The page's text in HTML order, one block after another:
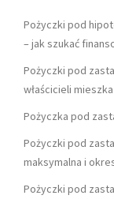
Pożyczki pod
– jak szukać
Pożyczki pod
właścicieli
Pożyczka pod
Pożyczki pod
maksymalna i
Pożyczki pod